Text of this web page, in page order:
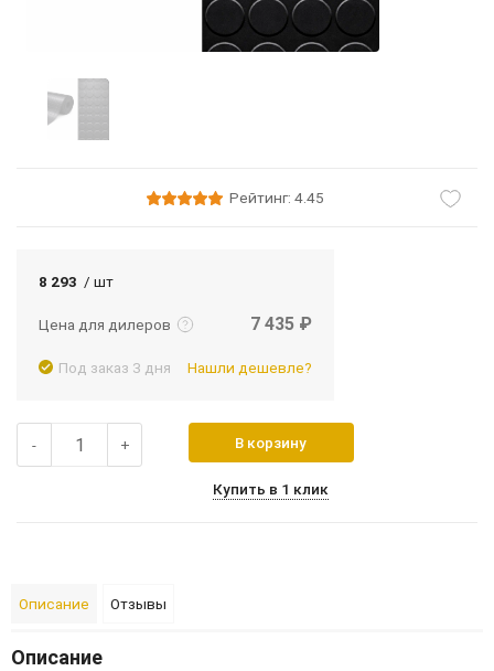
Рейтинг: 4.45
8 293 / шт
Цена для дилеров
Подробнее
7 435 ₽
Под заказ 3 дня Нашли дешевле?
- + В корзину
Купить в 1 клик
Описание Отзывы
Описание